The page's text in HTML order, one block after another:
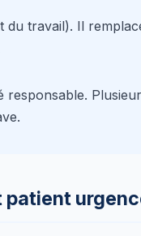
du travail). Il